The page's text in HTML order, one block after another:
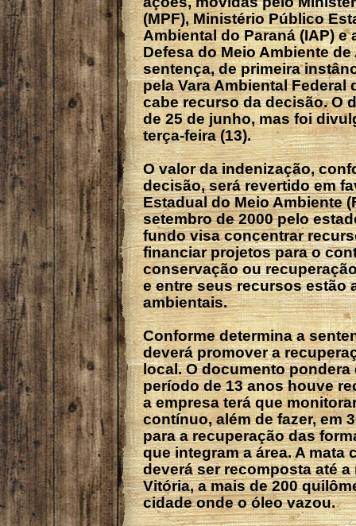
(MPF), Ministério Público
Ambiental do Paraná (IAP) e
Defesa do Meio Ambiente de
sentença, de primeira
pela Vara Ambiental Federal
cabe recurso da decisão. O
de 25 de junho, mas foi
terça-feira (13).
O valor da indenização,
decisão, será revertido em
Estadual do Meio Ambiente
setembro de 2000 pelo
fundo visa concentrar
financiar projetos para o
conservação ou
e entre seus recursos estão
ambientais.
Conforme determina a
deverá promover a
local. O documento pondera
período de 13 anos houve
a empresa terá que
contínuo, além de fazer, em
para a recuperação das
que integram a área. A mata
deverá ser recomposta até
Vitória, a mais de 200
cidade onde o óleo vazou.